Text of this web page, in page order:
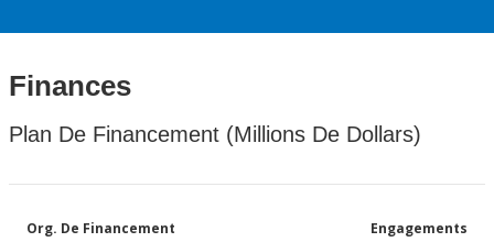
Finances
Plan De Financement (Millions De Dollars)
Org. De Financement Engagements